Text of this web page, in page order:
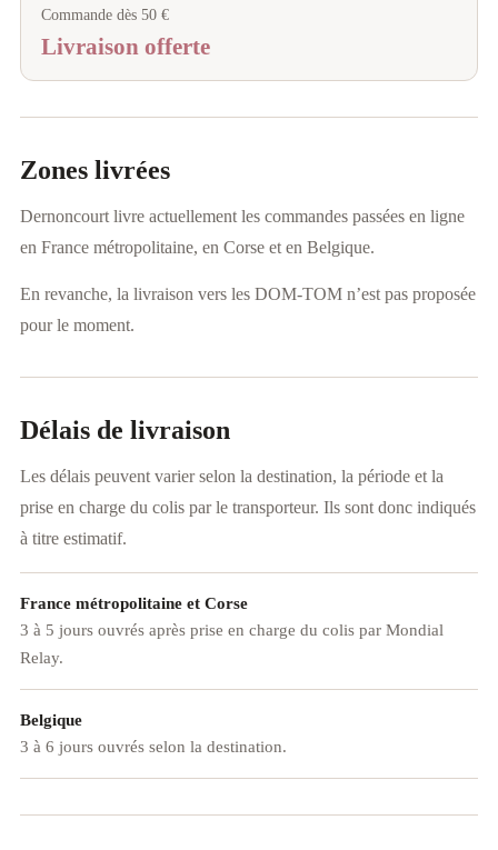
Commande dès 50 €
Livraison offerte
Zones livrées
Dernoncourt livre actuellement les commandes passées en ligne
en France métropolitaine, en Corse et en Belgique.
En revanche, la livraison vers les DOM-TOM n’est pas proposée
pour le moment.
Délais de livraison
Les délais peuvent varier selon la destination, la période et la
prise en charge du colis par le transporteur. Ils sont donc indiqués
à titre estimatif.
France métropolitaine et Corse
3 à 5 jours ouvrés après prise en charge du colis par Mondial
Relay.
Belgique
3 à 6 jours ouvrés selon la destination.